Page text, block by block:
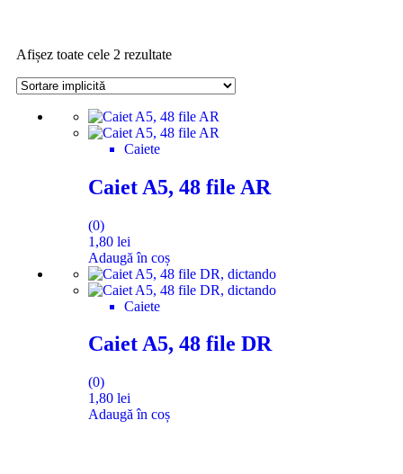
Afișez toate cele 2 rezultate
Caiete
Caiet A5, 48 file AR
(0)
1,80 lei
Adaugă în coș
Caiete
Caiet A5, 48 file DR
(0)
1,80 lei
Adaugă în coș